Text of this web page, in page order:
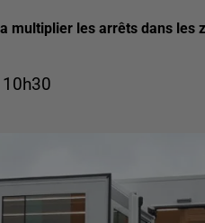
multiplier les arrêts dans les